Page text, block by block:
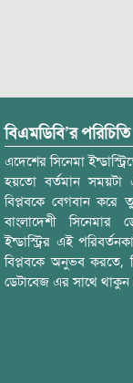
বিএমডিবি’র পরিচিতি
এদেশের সিনেমা
হয়তো বর্তমান সময়টা
বিপ্লবকে বেগবান করে
বাংলাদেশী সিনেমার
ইন্ডাস্ট্রির এই
বিপ্লবকে অনুভব করতে,
ডেটাবেজ এর সাথে